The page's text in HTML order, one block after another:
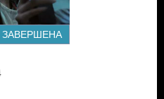
ЗАВЕРШЕНА